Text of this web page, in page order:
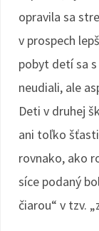
opravila sa
v prospech
pobyt detí sa
neudiali, ale
Deti v druhej
ani toľko
rovnako, ako
síce podaný
čiarou“ v tzv.